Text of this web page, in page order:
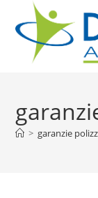
> garanzie